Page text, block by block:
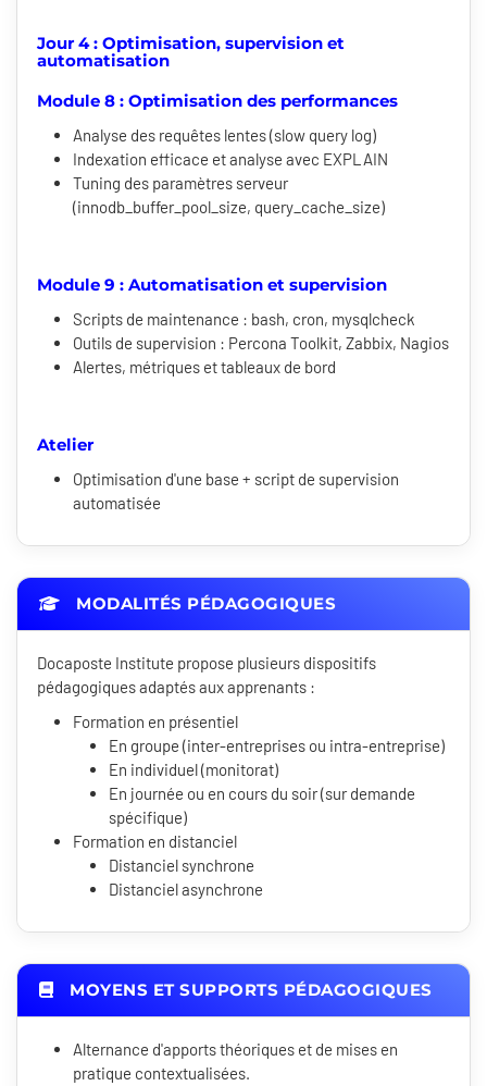
Jour 4 : Optimisation, supervision et
automatisation
Module 8 : Optimisation des performances
Analyse des requêtes lentes (slow query log)
Indexation efficace et analyse avec EXPLAIN
Tuning des paramètres serveur
(innodb_buffer_pool_size, query_cache_size)
Module 9 : Automatisation et supervision
Scripts de maintenance : bash, cron, mysqlcheck
Outils de supervision : Percona Toolkit, Zabbix, Nagios
Alertes, métriques et tableaux de bord
Atelier
Optimisation d'une base + script de supervision
automatisée
MODALITÉS PÉDAGOGIQUES
Docaposte Institute propose plusieurs dispositifs
pédagogiques adaptés aux apprenants :
Formation en présentiel
En groupe (inter-entreprises ou intra-entreprise)
En individuel (monitorat)
En journée ou en cours du soir (sur demande
spécifique)
Formation en distanciel
Distanciel synchrone
Distanciel asynchrone
MOYENS ET SUPPORTS PÉDAGOGIQUES
Alternance d'apports théoriques et de mises en
pratique contextualisées.